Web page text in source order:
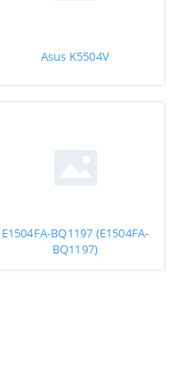
Asus K5504V
E1504FA-BQ1197 (E1504FA-
BQ1197)